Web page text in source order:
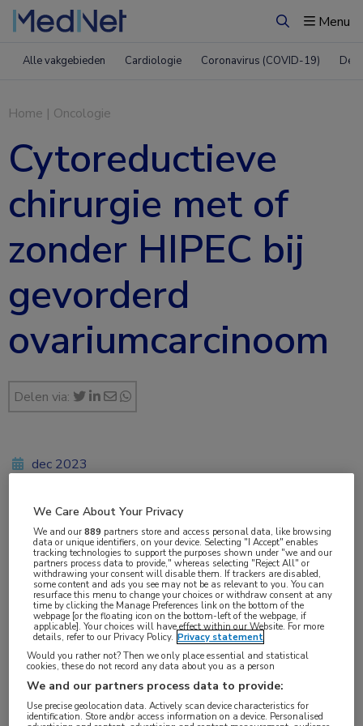
ZoekenMenu
Alle vakgebieden Cardiologie Coronavirus (COVID-19)
Home | Oncologie
Cytoreductieve
chirurgie met of
zonder HIPEC bij
gevorderd
ovariumcarcinoom
Delen via:
dec 2023
Vakgebieden:
Gynaecologie,Oncologie
Aandachtsgebieden:
Gynaecologische oncologie
Tags:
cytoreductieve chirurgie ,HIPEC,ovariumcarcinoom
We Care About Your Privacy
We and our889 partners store and access personal data, like browsing
data or unique identifiers, on your device. Selecting "I Accept" enables
tracking technologies to support the purposes shown under "we and our
partners process data to provide," whereas selecting "Reject All" or
withdrawing your consent will disable them. If trackers are disabled,
some content and ads you see may not be as relevant to you. You can
resurface this menu to change your choices or withdraw consent at any
time by clicking the Manage Preferences link on the bottom of the
webpage [or the floating icon on the bottom-left of the webpage, if
applicable]. Your choices will have effect within our Website. For more
details, refer to our Privacy Policy. Privacy statement
Would you rather not? Then we only place essential and statistical
cookies, these do not record any data about you as a person
We and our partners process data to provide:
Use precise geolocation data. Actively scan device characteristics for
identification. Store and/or access information on a device. Personalised